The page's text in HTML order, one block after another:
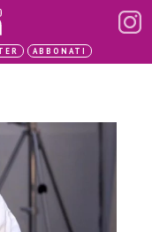
ABBONATI